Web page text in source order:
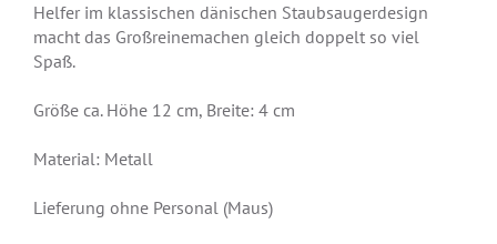
Helfer im klassischen dänischen Staubsaugerdesign
macht das Großreinemachen gleich doppelt so viel
Spaß.
Größe ca. Höhe 12 cm, Breite: 4 cm
Material: Metall
Lieferung ohne Personal (Maus)